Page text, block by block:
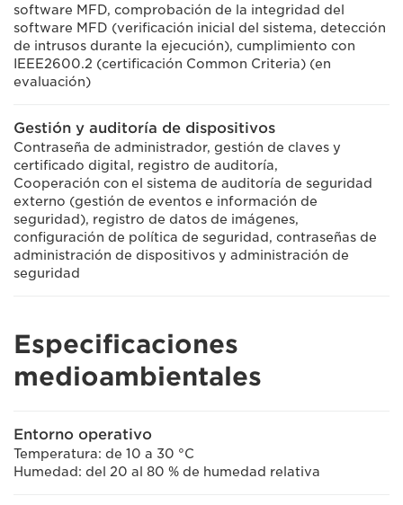
software MFD, comprobación de la integridad del
software MFD (verificación inicial del sistema, detección
de intrusos durante la ejecución), cumplimiento con
IEEE2600.2 (certificación Common Criteria) (en
evaluación)
Gestión y auditoría de dispositivos
Contraseña de administrador, gestión de claves y
certificado digital, registro de auditoría,
Cooperación con el sistema de auditoría de seguridad
externo (gestión de eventos e información de
seguridad), registro de datos de imágenes,
configuración de política de seguridad, contraseñas de
administración de dispositivos y administración de
seguridad
Especificaciones
medioambientales
Entorno operativo
Temperatura: de 10 a 30 °C
Humedad: del 20 al 80 % de humedad relativa